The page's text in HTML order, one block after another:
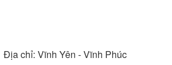
Địa chỉ: Vĩnh Yên - Vĩnh Phúc